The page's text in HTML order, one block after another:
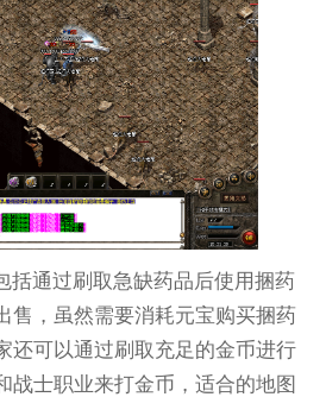
括通过刷取急缺药品后使用捆药
售，虽然需要消耗元宝购买捆药
还可以通过刷取充足的金币进行
战士职业来打金币，适合的地图